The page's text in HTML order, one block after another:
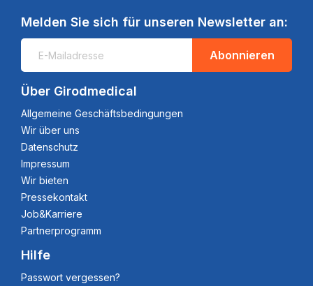
Melden Sie sich für unseren Newsletter an:
Abonnieren
Über Girodmedical
Allgemeine Geschäftsbedingungen
Wir über uns
Datenschutz
Impressum
Wir bieten
Pressekontakt
Job&Karriere
Partnerprogramm
Hilfe
Passwort vergessen?